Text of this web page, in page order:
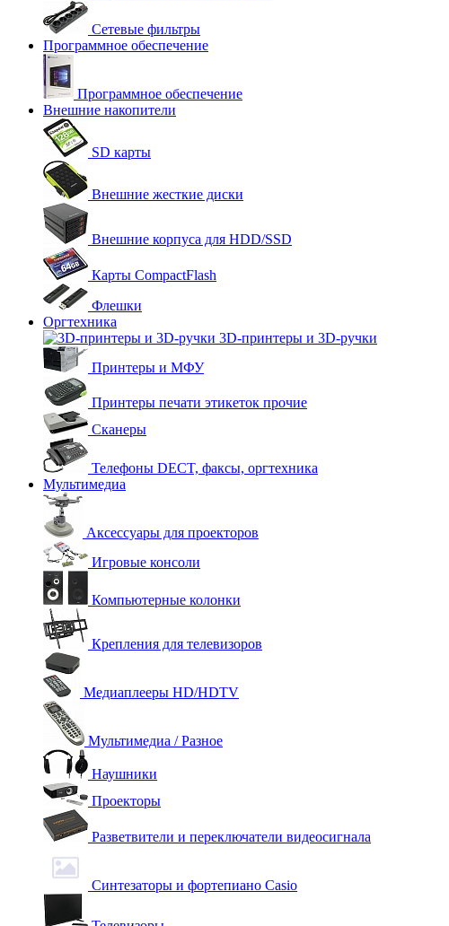
Сетевые фильтры
Программное обеспечение
Программное обеспечение
Внешние накопители
SD карты
Внешние жесткие диски
Внешние корпуса для HDD/SSD
Карты CompactFlash
Флешки
Оргтехника
3D-принтеры и 3D-ручки
Принтеры и МФУ
Принтеры печати этикеток прочие
Сканеры
Телефоны DECT, факсы, оргтехника
Мультимедиа
Аксессуары для проекторов
Игровые консоли
Компьютерные колонки
Крепления для телевизоров
Медиаплееры HD/HDTV
Мультимедиа / Разное
Наушники
Проекторы
Разветвители и переключатели видеосигнала
Синтезаторы и фортепиано Casio